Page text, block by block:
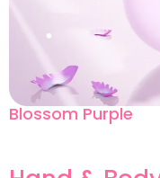
Blossom Purple